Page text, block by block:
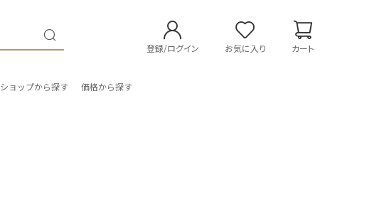
登録/ログイン お気に入り カート
ショップから探す 価格から探す